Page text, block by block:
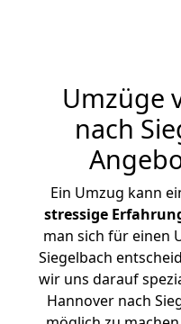
Umzüge
nach
Ein Umzug kann
stressige
man sich für einen
Siegelbach
wir uns darauf
Hannover nach